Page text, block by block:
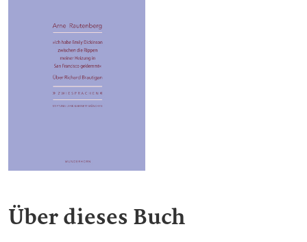
Über dieses Buch